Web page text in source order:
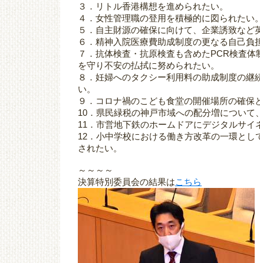
３．リトル香港構想を進められたい。
４．女性管理職の登用を積極的に図られたい。
５．自主財源の確保に向けて、企業誘致など
６．精神入院医療費助成制度の更なる自己負
７．抗体検査・抗原検査も含めたPCR検査
を守り不安の払拭に努められたい。
８．妊婦へのタクシー利用料の助成制度の
い。
９．コロナ禍のこども食堂の開催場所の確保
10．県民緑税の神戸市域への配分増について
11．市営地下鉄のホームドアにデジタルサイ
12．小中学校における働き方改革の一環と
されたい。
～～～～
決算特別委員会の結果はこちら